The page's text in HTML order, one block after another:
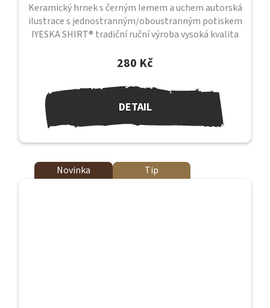
280 Kč
DETAIL
Keramický hrnek s černým lemem a uchem autorská
ilustrace s jednostranným/oboustranným potiskem
IYESKA SHIRT® tradiční ruční výroba vysoká kvalita
Novinka Tip